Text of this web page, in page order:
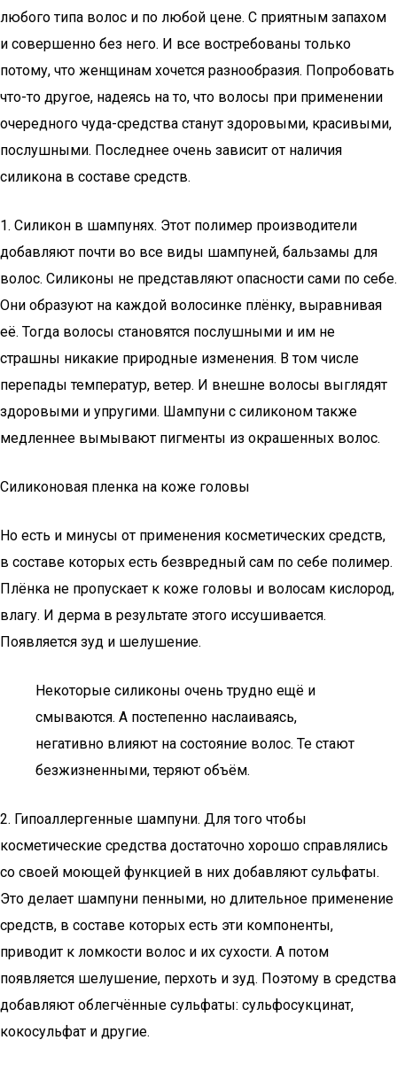
любого типа волос и по любой цене. С приятным запахом
и совершенно без него. И все востребованы только
потому, что женщинам хочется разнообразия. Попробовать
что-то другое, надеясь на то, что волосы при применении
очередного чуда-средства станут здоровыми, красивыми,
послушными. Последнее очень зависит от наличия
силикона в составе средств.
1. Силикон в шампунях. Этот полимер производители
добавляют почти во все виды шампуней, бальзамы для
волос. Силиконы не представляют опасности сами по себе.
Они образуют на каждой волосинке плёнку, выравнивая
её. Тогда волосы становятся послушными и им не
страшны никакие природные изменения. В том числе
перепады температур, ветер. И внешне волосы выглядят
здоровыми и упругими. Шампуни с силиконом также
медленнее вымывают пигменты из окрашенных волос.
Силиконовая пленка на коже головы
Но есть и минусы от применения косметических средств,
в составе которых есть безвредный сам по себе полимер.
Плёнка не пропускает к коже головы и волосам кислород,
влагу. И дерма в результате этого иссушивается.
Появляется зуд и шелушение.
Некоторые силиконы очень трудно ещё и
смываются. А постепенно наслаиваясь,
негативно влияют на состояние волос. Те стают
безжизненными, теряют объём.
2. Гипоаллергенные шампуни. Для того чтобы
косметические средства достаточно хорошо справлялись
со своей моющей функцией в них добавляют сульфаты.
Это делает шампуни пенными, но длительное применение
средств, в составе которых есть эти компоненты,
приводит к ломкости волос и их сухости. А потом
появляется шелушение, перхоть и зуд. Поэтому в средства
добавляют облегчённые сульфаты: сульфосукцинат,
кокосульфат и другие.